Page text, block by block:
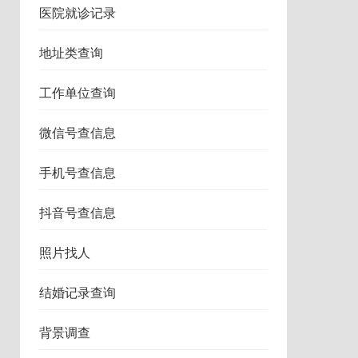
医院就诊记录
地址类查询
工作单位查询
微信号查信息
手机号查信息
抖音号查信息
照片找人
结婚记录查询
背景调查